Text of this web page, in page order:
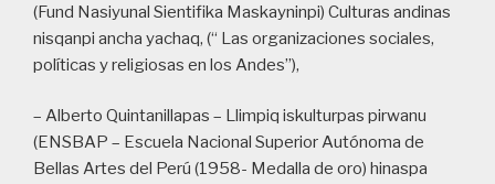
(Fund Nasiyunal Sientifika Maskayninpi) Culturas andinas
nisqanpi ancha yachaq, (“ Las organizaciones sociales,
políticas y religiosas en los Andes”),
– Alberto Quintanillapas – Llimpiq iskulturpas pirwanu
(ENSBAP – Escuela Nacional Superior Autónoma de
Bellas Artes del Perú (1958- Medalla de oro) hinaspa